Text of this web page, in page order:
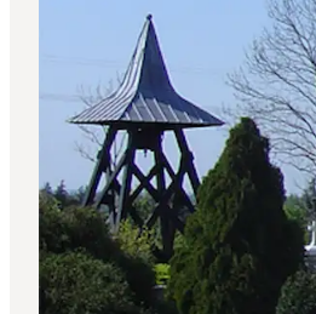
Accommodaties
Plan je reis
Booking